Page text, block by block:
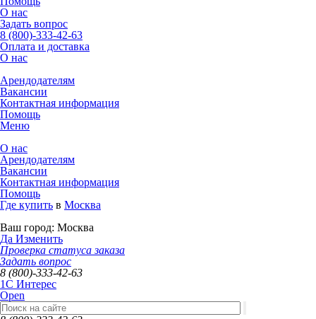
О нас
Задать вопрос
8 (800)-333-42-63
Оплата и доставка
О нас
Арендодателям
Вакансии
Контактная информация
Помощь
Меню
О нас
Арендодателям
Вакансии
Контактная информация
Помощь
Где купить в Москва
Ваш город: Москва
Да Изменить
Проверка статуса заказа
Задать вопрос
8 (800)-333-42-63
1C Интерес
Open